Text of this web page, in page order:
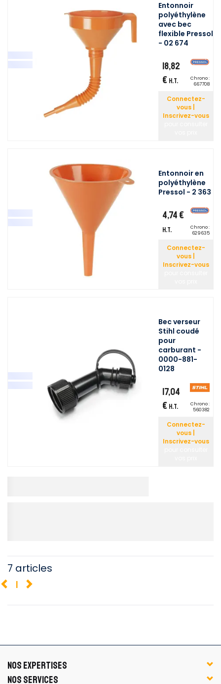
Entonnoir
polyéthylène
avec bec
flexible Pressol
- 02 674
18,82
€ H.T.
Chrono :
667708
Connectez-
vous |
Inscrivez-vous
Entonnoir en
polyéthylène
Pressol - 2 363
4,74 €
H.T.
Chrono :
629635
Connectez-
vous |
Inscrivez-vous
Bec verseur
Stihl coudé
pour
carburant -
0000-881-
0128
17,04
€ H.T.
Chrono :
560382
Connectez-
vous |
Inscrivez-vous
7 articles
1
NOS EXPERTISES
NOS SERVICES